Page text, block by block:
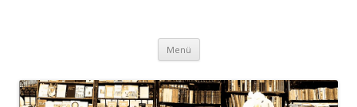
Menü Zum Inhalt springen